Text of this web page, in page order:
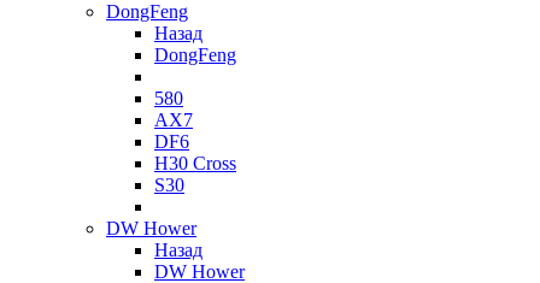
DongFeng
Назад
DongFeng
580
AX7
DF6
H30 Cross
S30
DW Hower
Назад
DW Hower